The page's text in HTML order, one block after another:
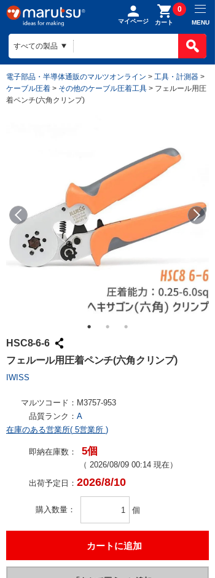
マイページ カート
0
MENU
電子部品・半導体通販のマルツオンライン > 工具・計測器 >
ケーブル圧着 > その他のケーブル圧着工具 > フェルール用圧
着ペンチ(六角クリンプ)
HSC8-6-6
フェルール用圧着ペンチ(六角クリンプ)
IWISS
マルツコード： M3757-953
品質ランク： A
在庫のある営業所( 5営業所 )
即納在庫数： 5個
（ 2026/08/09 00:14 現在）
出荷予定日： 2026/8/10
購入数量 個